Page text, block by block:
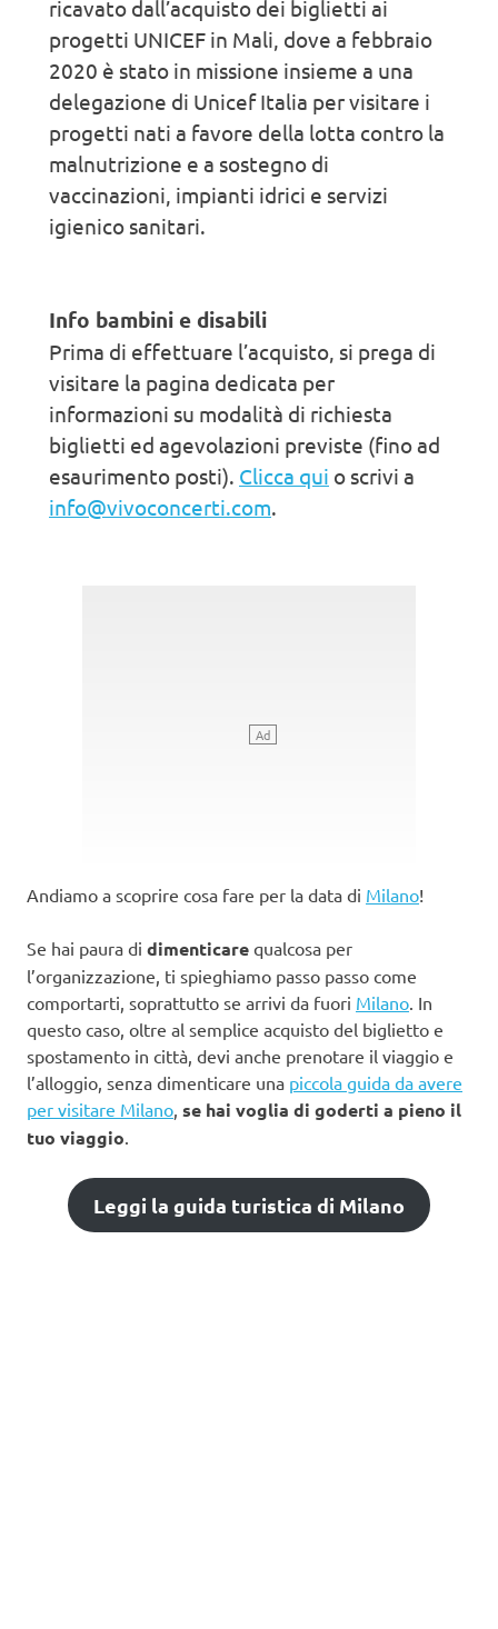
ricavato dall’acquisto dei biglietti ai
progetti UNICEF in Mali, dove a febbraio
2020 è stato in missione insieme a una
delegazione di Unicef Italia per visitare i
progetti nati a favore della lotta contro la
malnutrizione e a sostegno di
vaccinazioni, impianti idrici e servizi
igienico sanitari.
Info bambini e disabili
Prima di effettuare l’acquisto, si prega di
visitare la pagina dedicata per
informazioni su modalità di richiesta
biglietti ed agevolazioni previste (fino ad
esaurimento posti). Clicca qui o scrivi a
info@vivoconcerti.com.
Andiamo a scoprire cosa fare per la data di Milano!
Se hai paura di dimenticare qualcosa per
l’organizzazione, ti spieghiamo passo passo come
comportarti, soprattutto se arrivi da fuori Milano . In
questo caso, oltre al semplice acquisto del biglietto e
spostamento in città, devi anche prenotare il viaggio e
l’alloggio, senza dimenticare una piccola guida da avere
per visitare Milano se hai voglia di goderti a pieno il
tuo viaggio
Leggi la guida turistica di Milano